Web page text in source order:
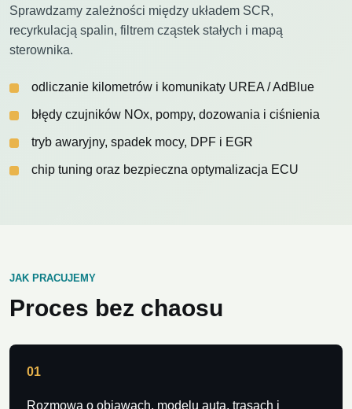
Sprawdzamy zależności między układem SCR,
recyrkulacją spalin, filtrem cząstek stałych i mapą
sterownika.
odliczanie kilometrów i komunikaty UREA / AdBlue
błędy czujników NOx, pompy, dozowania i ciśnienia
tryb awaryjny, spadek mocy, DPF i EGR
chip tuning oraz bezpieczna optymalizacja ECU
JAK PRACUJEMY
Proces bez chaosu
01
Rozmowa o objawach, modelu auta, trasach i